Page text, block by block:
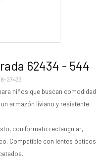
62434 - 544
27433
niños que buscan comodidad
armazón liviano y resistente.
con formato rectangular,
Compatible con lentes ópticos